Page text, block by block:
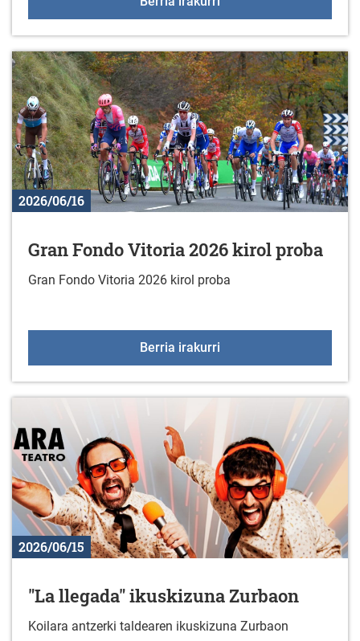
2026/06/16
Gran Fondo Vitoria 2026 kirol proba
Gran Fondo Vitoria 2026 kirol proba
Berria irakurri
2026/06/15
"La llegada" ikuskizuna Zurbaon
Koilara antzerki taldearen ikuskizuna Zurbaon